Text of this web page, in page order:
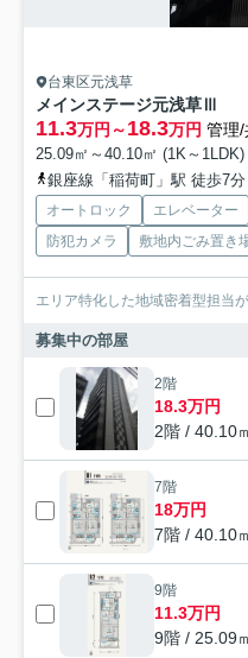
台東区元浅草
メインステージ元浅草Ⅲ
11.3万円～18.3万円 管理/
25.09㎡～40.10㎡ (1K～
銀座線「稲荷町」駅 徒歩7分
オートロック エレベーター
防犯カメラ
敷地内ごみ置き
エリア特化した地域密着型担当
募集中の部屋
2階
18.3万円
2階 / 40.10
7階
18万円
7階 / 40.10
9階
11.3万円
9階 / 25.09